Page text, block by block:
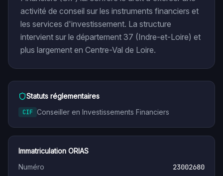
activité de conseil sur les instruments financiers et
les services d'investissement. La structure
intervient sur le département 37 (Indre-et-Loire) et
plus largement en Centre-Val de Loire.
Statuts réglementaires
CIF Conseiller en Investissements Financiers
Immatriculation ORIAS
Numéro
23002680